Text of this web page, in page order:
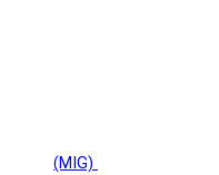
(MIG)